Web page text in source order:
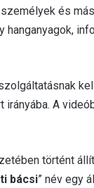
és
hanganyagok,
A
történt
bácsi” név egy